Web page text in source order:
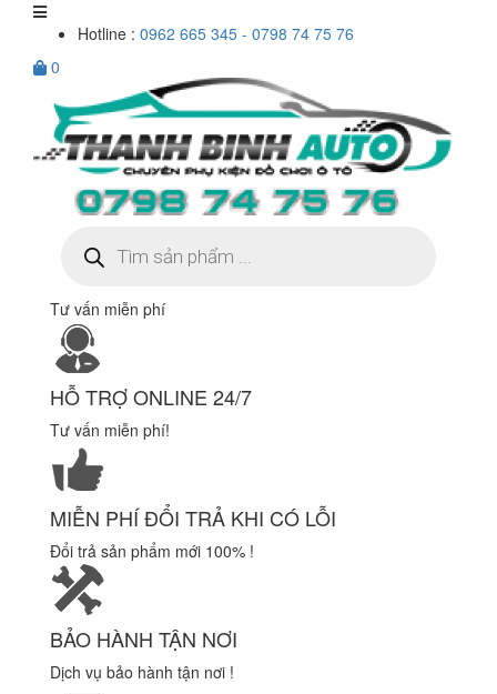
Hotline : 0962 665 345 - 0798 74 75 76
0
kiếm
sản
Tư vấn miễn phí
HỖ TRỢ ONLINE 24/7
Tư vấn miễn phí!
MIỄN PHÍ ĐỔI TRẢ KHI CÓ LỖI
Đổi trả sản phẩm mới 100% !
BẢO HÀNH TẬN NƠI
Dịch vụ bảo hành tận nơi !